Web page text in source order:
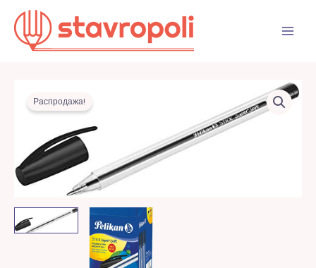
Перейти
содержимому
Распродажа!